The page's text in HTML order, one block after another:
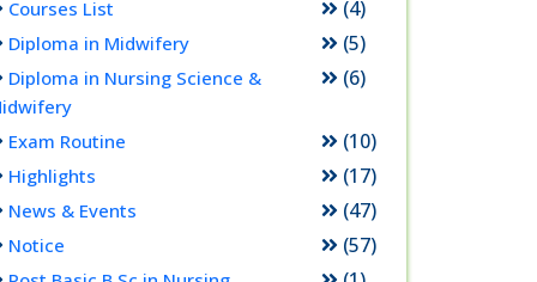
Courses List (4)
Diploma in Midwifery (5)
Diploma in Nursing Science &
(6)
Exam Routine (10)
Highlights (17)
News & Events (47)
Notice (57)